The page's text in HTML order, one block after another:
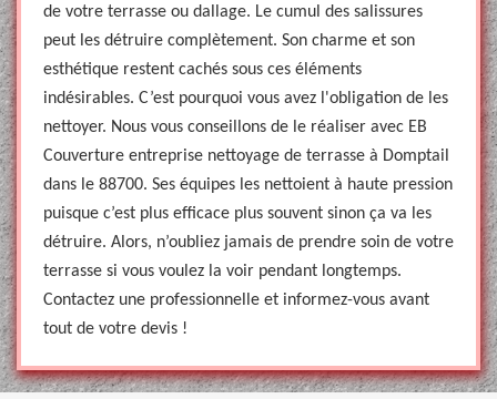
de votre terrasse ou dallage. Le cumul des salissures
peut les détruire complètement. Son charme et son
esthétique restent cachés sous ces éléments
indésirables. C’est pourquoi vous avez l'obligation de les
nettoyer. Nous vous conseillons de le réaliser avec EB
Couverture entreprise nettoyage de terrasse à Domptail
dans le 88700. Ses équipes les nettoient à haute pression
puisque c’est plus efficace plus souvent sinon ça va les
détruire. Alors, n’oubliez jamais de prendre soin de votre
terrasse si vous voulez la voir pendant longtemps.
Contactez une professionnelle et informez-vous avant
tout de votre devis !